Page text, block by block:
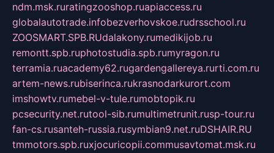
ndm.msk.ruratingzooshop.ruapiaccess.ru
globalautotrade.infobezverhovskoe.rudrsschool.ru
ZOOSMART.SPB.RUdalakony.rumedikijob.ru
remontt.spb.ruphotostudia.spb.rumyragon.ru
terramia.ruacademy62.rugardengallereya.rurti.com.ru
artem-news.rubiserinca.rukrasnodarkurort.com
imshowtv.rumebel-v-tule.rumobtopik.ru
pcsecurity.net.rutool-sib.rumultimetrunit.rusp-tour.ru
fan-cs.rusanteh-russia.rusymbian9.net.ruDSHAIR.RU
tmmotors.spb.ruxjocuricopii.commusavtomat.msk.ru